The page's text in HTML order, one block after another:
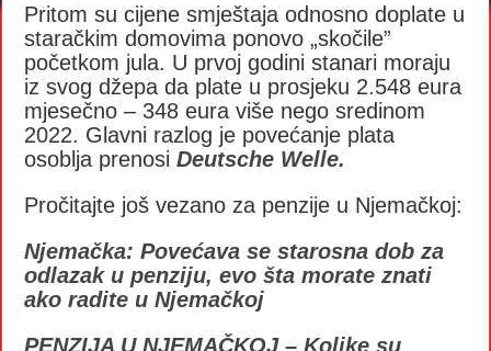
Pritom su cijene smještaja odnosno doplate u
staračkim domovima ponovo „skočile”
početkom jula. U prvoj godini stanari moraju
iz svog džepa da plate u prosjeku 2.548 eura
mjesečno – 348 eura više nego sredinom
2022. Glavni razlog je povećanje plata
osoblja prenosiDeutsche Welle.
Pročitajte još vezano za penzije u Njemačkoj:
Njemačka: Povećava se starosna dob za
odlazak u penziju, evo šta morate znati
ako radite u Njemačkoj
PENZIJA U NJEMAČKOJ – Kolike su